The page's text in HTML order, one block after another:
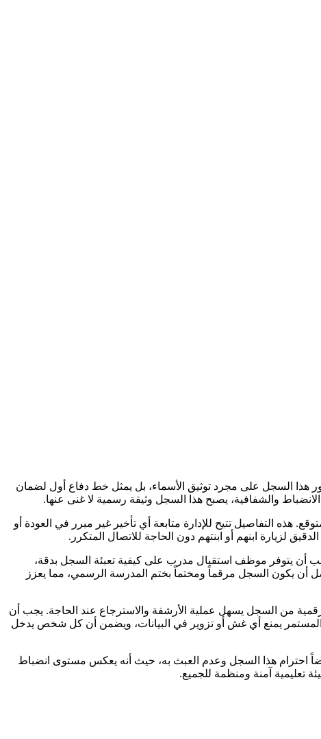
دور هذا السجل على مجرد توثيق الأسماء، بل يمثل خط دفاع أول لضمان
والشفافية، يصبح هذا السجل وثيقة رسمية لا غنى عنها.
التفاصيل تتيح للإدارة متابعة أي تأخير غير مبرر في العودة أو
لزيارة ابنهم أو ابنتهم دون الحاجة للاتصال المتكرر.
أن يتوفر موظف استقبال مدرب على كيفية تعبئة السجل بدقة،
البيانات. بالإضافة إلى ذلك، يُفضل أن يكون السجل مرقماً ومختماً بختم المدرسة الرسمي، مما يعزز
من السجل يسهل عملية الأرشفة والاسترجاع عند الحاجة. يجب أن
المستمر يمنع أي غش أو تزوير في البيانات، ويضمن أن كل شخص يدخل
احترام هذا السجل وعدم العبث به، حيث أنه يعكس مستوى انضباط
تعليمية آمنة ومنظمة للجميع.